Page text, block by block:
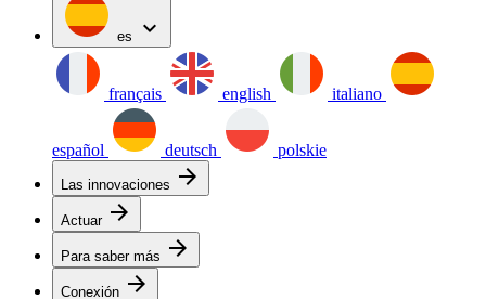
es expand_more
français english italiano
español deutsch polskie
Las innovaciones arrow_forward
Actuar arrow_forward
Para saber más arrow_forward
Conexión arrow_forward